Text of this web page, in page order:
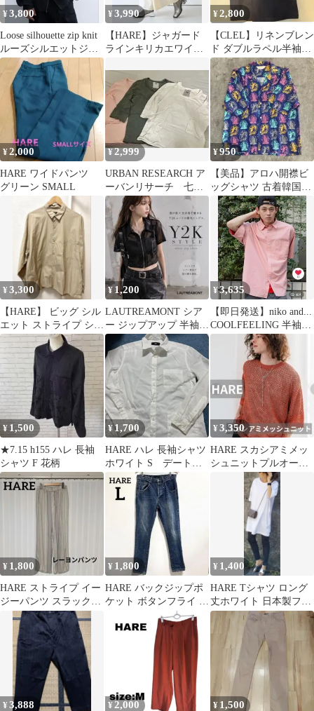
¥3,800
Loose silhouette zip knit
ルーズシルエットジッ
プニット
¥3,990
【HARE】ジャガード
ラインキリカエワイド
¥2,800
【CLEL】リネンブレン
ド ダブルラペル半袖テ
ーラードジャケット ブ
ラック M
¥2,000
HARE ワイドパンツ
グリーン SMALL
¥2,999
URBAN RESEARCH ア
ーバンリサーチ 七分
袖カットソー 3枚セッ
ト
¥950
【美品】アロハ開襟ビ
ッグシャツ 古着韓国系
モードY2Kグランジ
¥3,300
【HARE】 ビッグ シル
エット ストライプ シャ
ツ
¥ 1,200
LAUTREAMONT シア
ー ジップアップ 半袖シ
ャツ ブラック
¥3,635
【即日発送】niko and...
COOLFEELING 半袖シ
ャツ ピンク
¥ 1,500
★7.15 h155 ハレ 長袖
シャツ F 花柄
¥1,700
HARE ハレ 長袖シャツ
ホワイト S デート
オシャレ 二次会 ビ
ジネス
¥3,350
HARE スカシアミメッ
シュニットプルオーバ
ー ブラウン
¥ 1,800
HARE ストライプ イー
ジーパンツ スラックス
ベージュ レーヨン
¥ 1,800
HARE バックジップポ
ケット ボタンフライ デ
ニムパンツ Lサイズ
¥ 1,400
HARE Tシャツ ロング
丈ホワイト 日本製フリ
ーサイズ
¥3,888 ¥ 2,000 ¥ 1,500